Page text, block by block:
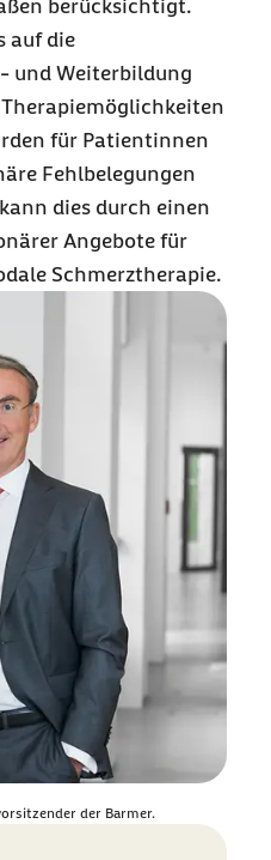
berücksichtigt.
auf die
und Weiterbildung
für Patientinnen
Fehlbelegungen
dies durch einen
Angebote für
Schmerztherapie.
der Barmer.